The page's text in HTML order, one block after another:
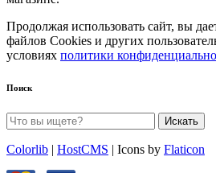
Продолжая использовать сайт, вы
файлов Cookies и других
условиях политики
Поиск
Искать
Colorlib | HostCMS | Icons by Flaticon